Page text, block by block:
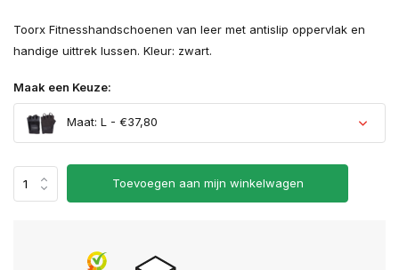
Toorx Fitnesshandschoenen van leer met antislip oppervlak en
handige uittrek lussen. Kleur: zwart.
Maak een Keuze:
Maat: L - €37,80
Toevoegen aan mijn winkelwagen